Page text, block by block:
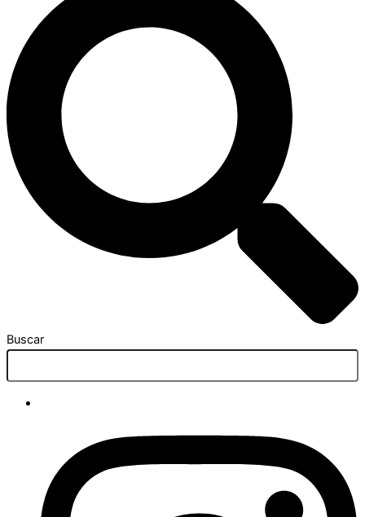
Buscar